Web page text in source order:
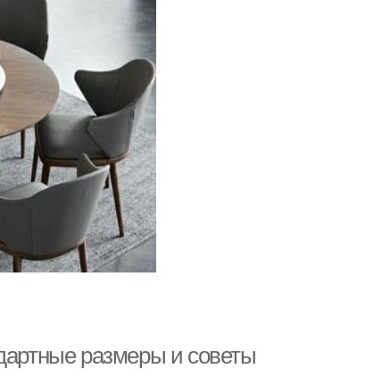
размеры и советы